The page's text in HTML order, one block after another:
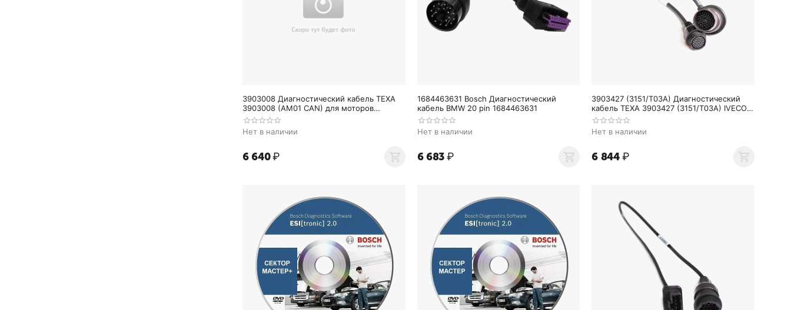
3903008 Диагностический кабель TEXA
3903008 (AM01 CAN) для моторов
MARINE CAN
Нет в наличии
6 640₽
1684463631 Bosch Диагностический
кабель BMW 20 pin 1684463631
Нет в наличии
6 683₽
3903427 (3151/T03A) Диагностический
кабель TEXA 3903427 (3151/T03A) IVECO
38 pin
Нет в наличии
6 844 ₽